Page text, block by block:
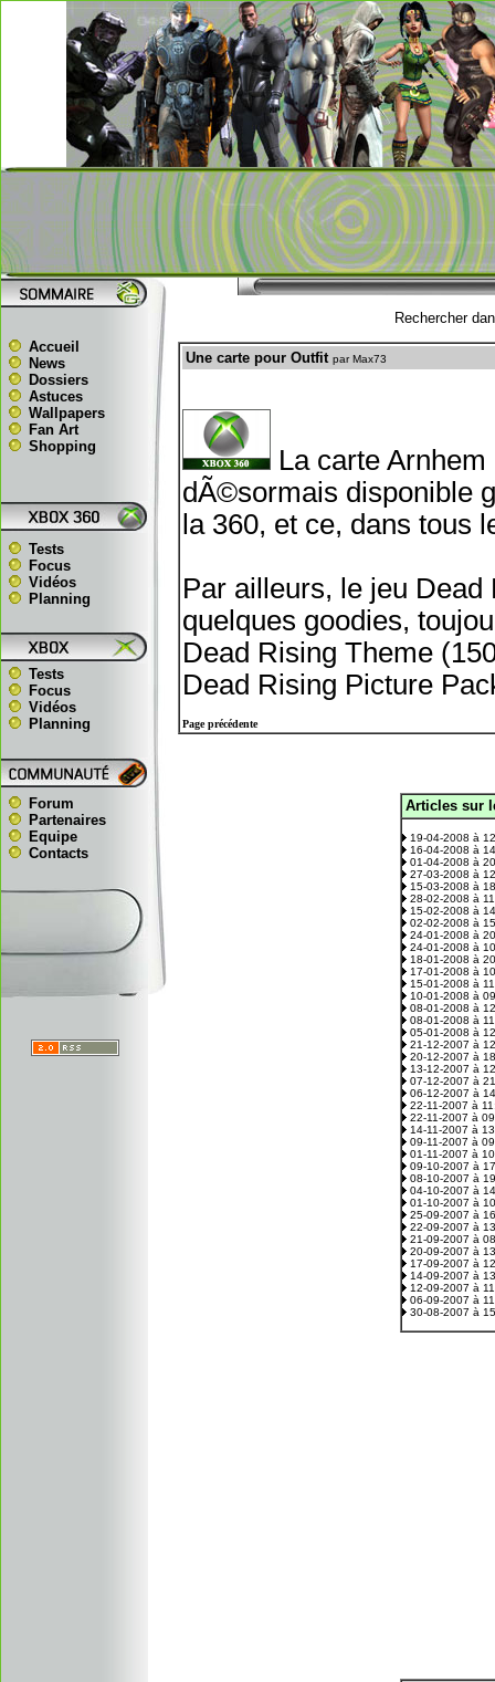
Accueil
News
Dossiers
Astuces
Wallpapers
Fan Art
Shopping
Tests
Focus
Vidéos
Planning
Tests
Focus
Vidéos
Planning
Forum
Partenaires
Equipe
Contacts
Rechercher
Une carte pour Outfit par Max73
La carte
dÃ©sormais disponible
la 360, et ce, dans tous
Par ailleurs, le jeu
quelques goodies,
Dead Rising Theme
Dead Rising Picture
Page précédente
Articles sur
19-04-2008 à
16-04-2008 à
01-04-2008 à
27-03-2008 à
15-03-2008 à
28-02-2008 à
15-02-2008 à
02-02-2008 à
24-01-2008 à
24-01-2008 à
18-01-2008 à
17-01-2008 à
15-01-2008 à
10-01-2008 à
08-01-2008 à
08-01-2008 à
05-01-2008 à
21-12-2007 à
20-12-2007 à
13-12-2007 à
07-12-2007 à
06-12-2007 à
22-11-2007 à
22-11-2007 à
14-11-2007 à
09-11-2007 à
01-11-2007 à
09-10-2007 à
08-10-2007 à
04-10-2007 à
01-10-2007 à
25-09-2007 à
22-09-2007 à
21-09-2007 à
20-09-2007 à
17-09-2007 à
14-09-2007 à
12-09-2007 à
06-09-2007 à
30-08-2007 à